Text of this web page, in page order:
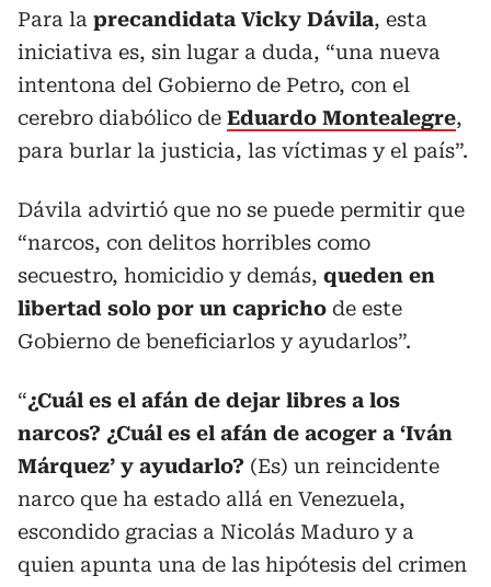
Para la precandidata Vicky Dávila, esta
iniciativa es, sin lugar a duda, “una nueva
intentona del Gobierno de Petro, con el
cerebro diabólico de Eduardo Montealegre,
para burlar la justicia, las víctimas y el país”.
Dávila advirtió que no se puede permitir que
“narcos, con delitos horribles como
secuestro, homicidio y demás, queden en
libertad solo por un capricho de este
Gobierno de beneficiarlos y ayudarlos”.
“¿Cuál es el afán de dejar libres a los
narcos? ¿Cuál es el afán de acoger a ‘Iván
Márquez’ y ayudarlo? (Es) un reincidente
narco que ha estado allá en Venezuela,
escondido gracias a Nicolás Maduro y a
quien apunta una de las hipótesis del crimen